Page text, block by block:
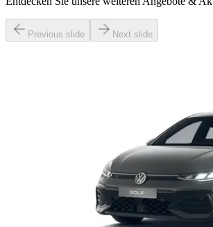
Previous slide Next slide